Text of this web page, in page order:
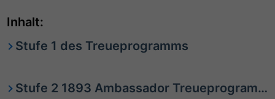
Inhalt:
Stufe 1 des Treueprogramms
Stufe 2 1893 Ambassador Treueprogramm